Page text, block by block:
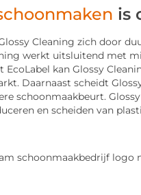
is
Cleaning zich door
werkt uitsluitend met
kan Glossy
Daarnaast scheidt
schoonmaakbeurt.
en scheiden van